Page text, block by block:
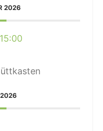
2026
15:00